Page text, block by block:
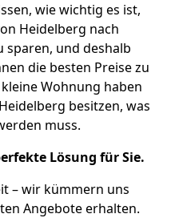
wie wichtig es ist,
Heidelberg nach
sparen, und deshalb
die besten Preise zu
Wohnung haben
besitzen, was
muss.
Lösung für Sie.
– wir kümmern uns
Angebote erhalten.